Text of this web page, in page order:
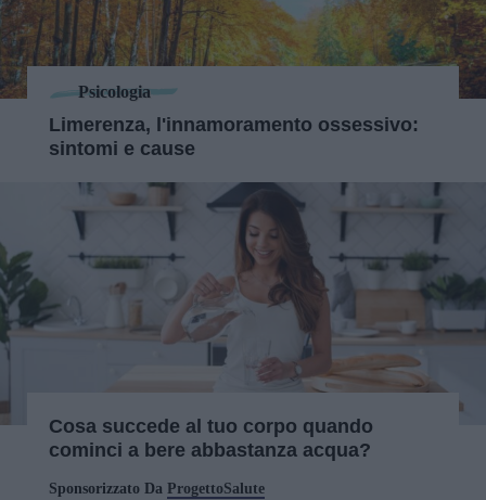
Psicologia
Limerenza, l'innamoramento ossessivo:
sintomi e cause
Cosa succede al tuo corpo quando
cominci a bere abbastanza acqua?
Sponsorizzato Da ProgettoSalute